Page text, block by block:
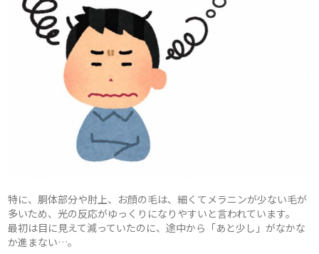
特に、胴体部分や肘上、お顔の毛は、細くてメラニンが少ない毛が
多いため、光の反応がゆっくりになりやすいと言われています。
最初は目に見えて減っていたのに、途中から「あと少し」がなかな
か進まない…。